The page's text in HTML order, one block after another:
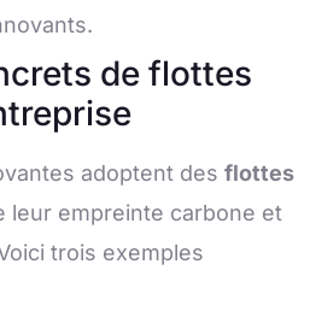
de flottes
adoptent des flottes
leur empreinte carbone et
trois exemples